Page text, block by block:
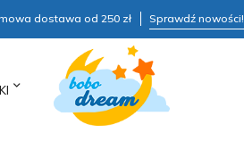
dostawa od 250 zł Sprawdź nowości!